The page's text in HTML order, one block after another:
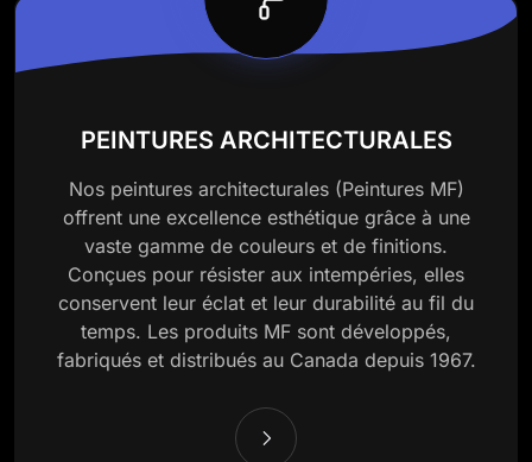
PEINTURES ARCHITECTURALES
Nos peintures architecturales (Peintures MF)
offrent une excellence esthétique grâce à une
vaste gamme de couleurs et de finitions.
Conçues pour résister aux intempéries, elles
conservent leur éclat et leur durabilité au fil du
temps. Les produits MF sont développés,
fabriqués et distribués au Canada depuis 1967.